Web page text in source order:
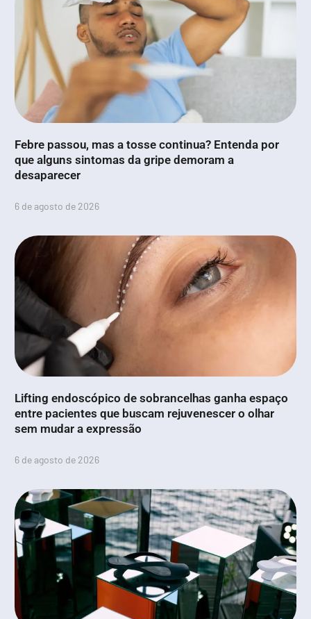
Febre passou, mas a tosse continua? Entenda por
que alguns sintomas da gripe demoram a
desaparecer
6 de agosto de 2026
Lifting endoscópico de sobrancelhas ganha espaço
entre pacientes que buscam rejuvenescer o olhar
sem mudar a expressão
6 de agosto de 2026